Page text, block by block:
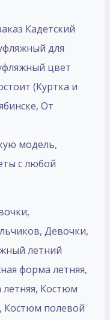
Кадетский
для
цвет
(Куртка и
От
модель,
с любой
Девочки,
летний
форма летняя,
Костюм
Костюм полевой